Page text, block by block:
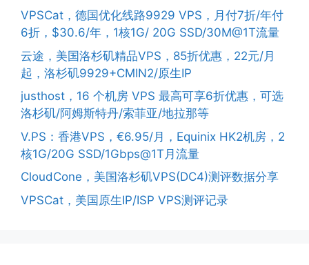
VPSCat，德国优化线路9929 VPS，月付7折/年付
6折，$30.6/年，1核1G/ 20G SSD/30M@1T流量
云途，美国洛杉矶精品VPS，85折优惠，22元/月
起，洛杉矶9929+CMIN2/原生IP
justhost，16 个机房 VPS 最高可享6折优惠，可选
洛杉矶/阿姆斯特丹/索菲亚/地拉那等
V.PS：香港VPS，€6.95/月，Equinix HK2机房，2
核1G/20G SSD/1Gbps@1T月流量
CloudCone，美国洛杉矶VPS(DC4)测评数据分享
VPSCat，美国原生IP/ISP VPS测评记录